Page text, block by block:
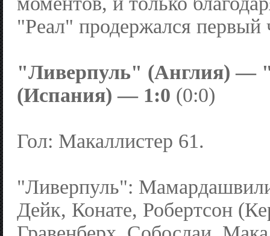
"Реал" продержался первый
"Ливерпуль" (Англия) —
(Испания) — 1:0 (0:0)
Гол: Макаллистер 61.
"Ливерпуль":
Дейк, Конате, Робертсон